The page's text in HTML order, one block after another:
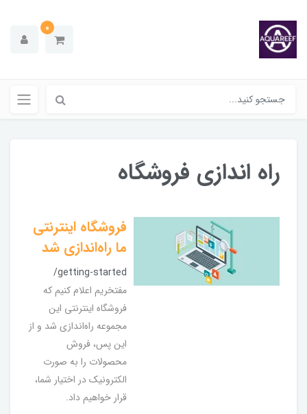
0
راه اندازی فروشگاه
فروشگاه اینترنتی
ما راه‌اندازی شد
/getting-started
مفتخریم اعلام کنیم که
فروشگاه اینترنتی این
مجموعه راه‌اندازی شد و از
این پس، فروش
محصولات را به صورت
الکترونیک در اختیار شما،
قرار خواهیم داد.